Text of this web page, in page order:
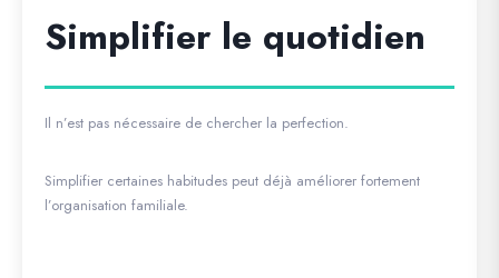
Simplifier le quotidien
Il n’est pas nécessaire de chercher la perfection.
Simplifier certaines habitudes peut déjà améliorer fortement
l’organisation familiale.